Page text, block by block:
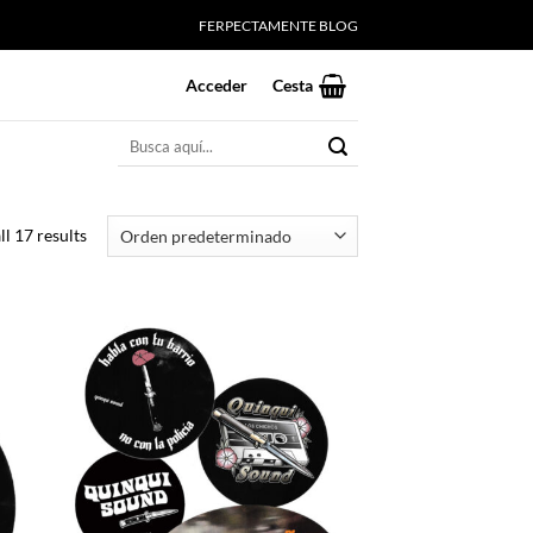
FERPECTAMENTE BLOG
Acceder Cesta
Buscar
17 results